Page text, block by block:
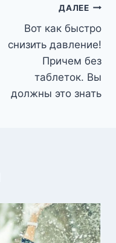
ДАЛЕЕ
Вот как быстро
снизить давление!
Причем без
таблеток. Вы
должны это знать